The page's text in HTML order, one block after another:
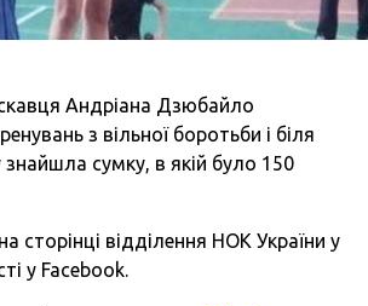
Андріана Дзюбайло
з вільної боротьби і біля
знайшла сумку, в якій було 150
сторінці відділення НОК України у
у Facebook.